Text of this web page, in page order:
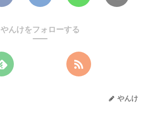
やんけをフォローする
やんけ